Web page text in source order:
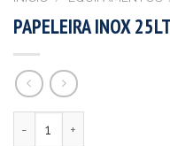
PAPELEIRA INOX